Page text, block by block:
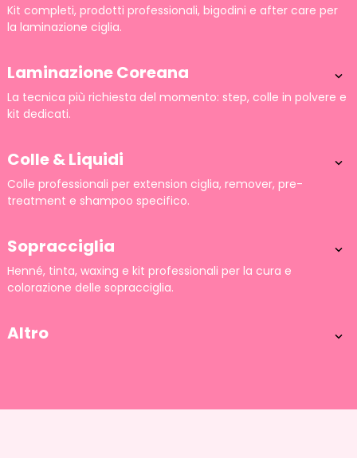
Kit completi, prodotti professionali, bigodini e after care per
la laminazione ciglia.
Laminazione Coreana 
La tecnica più richiesta del momento: step, colle in polvere e
kit dedicati.
Colle & Liquidi 
Colle professionali per extension ciglia, remover, pre-
treatment e shampoo specifico.
Sopracciglia 
Henné, tinta, waxing e kit professionali per la cura e
colorazione delle sopracciglia.
Altro 